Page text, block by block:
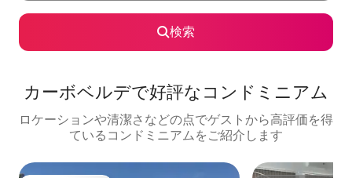
検索
カーボベルデで好評なコンドミニアム
ロケーションや清潔さなどの点でゲストから高評価を得
ているコンドミニアムをご紹介します